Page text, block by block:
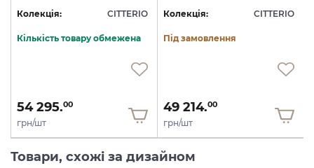
Колекція: CITTERIO
Кількість товару обмежена
54 295.00
грн/шт
Колекція: CITTERIO
Під замовлення
49 214.00
грн/шт
Товари, схожі за дизайном